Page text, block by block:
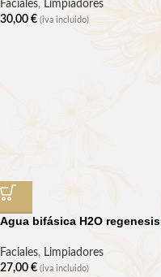
Faciales, Limpiadores
30,00 € (iva incluido)
Agua bifásica H2O regenesis
Faciales, Limpiadores
27,00 € (iva incluido)